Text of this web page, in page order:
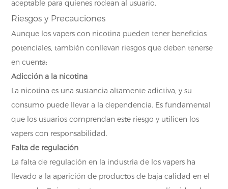
aceptable para quienes rodean al usuario.
Riesgos y Precauciones
Aunque los vapers con nicotina pueden tener beneficios
potenciales, también conllevan riesgos que deben tenerse
en cuenta:
Adicción a la nicotina
La nicotina es una sustancia altamente adictiva, y su
consumo puede llevar a la dependencia. Es fundamental
que los usuarios comprendan este riesgo y utilicen los
vapers con responsabilidad.
Falta de regulación
La falta de regulación en la industria de los vapers ha
llevado a la aparición de productos de baja calidad en el